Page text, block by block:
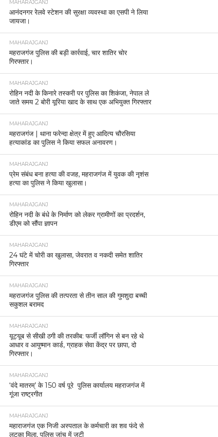
MAHARAJGANJ
आनंदनगर रेलवे स्टेशन की सुरक्षा व्यवस्था का एसपी ने लिया
जायजा।
MAHARAJGANJ
महराजगंज पुलिस की बड़ी कार्रवाई, चार शातिर चोर
गिरफ्तार।
MAHARAJGANJ
रोहिन नदी के किनारे तस्करी पर पुलिस का शिकंजा, नेपाल ले
जाते समय 2 बोरी यूरिया खाद के साथ एक अभियुक्त गिरफ्तार
MAHARAJGANJ
महराजगंज | थाना फरेन्दा क्षेत्र में हुए आदित्य चौरसिया
हत्याकांड का पुलिस ने किया सफल अनावरण।
MAHARAJGANJ
प्रेम संबंध बना हत्या की वजह, महराजगंज में युवक की नृशंस
हत्या का पुलिस ने किया खुलासा।
MAHARAJGANJ
रोहिन नदी के बंधे के निर्माण को लेकर ग्रामीणों का प्रदर्शन,
डीएम को सौंपा ज्ञापन
MAHARAJGANJ
24 घंटे में चोरी का खुलासा, जेवरात व नकदी समेत शातिर
गिरफ्तार
MAHARAJGANJ
महराजगंज पुलिस की तत्परता से तीन साल की गुमशुदा बच्ची
सकुशल बरामद
MAHARAJGANJ
यूट्यूब से सीखी ठगी की तरकीब: फर्जी लॉगिन से बन रहे थे
आधार व आयुष्मान कार्ड, ग्राहक सेवा केंद्र पर छापा, दो
गिरफ्तार।
MAHARAJGANJ
‘वंदे मातरम्’ के 150 वर्ष पूरे पुलिस कार्यालय महराजगंज में
गूंजा राष्ट्रगीत
MAHARAJGANJ
महाराजगंज एक निजी अस्पताल के कर्मचारी का शव फंदे से
लटका मिला, पुलिस जांच में जुटी